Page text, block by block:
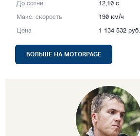
До сотни 12,10 с
Макс. скорость 190 км/ч
Цена 1 134 532 руб.
БОЛЬШЕ НА MOTORPAGE